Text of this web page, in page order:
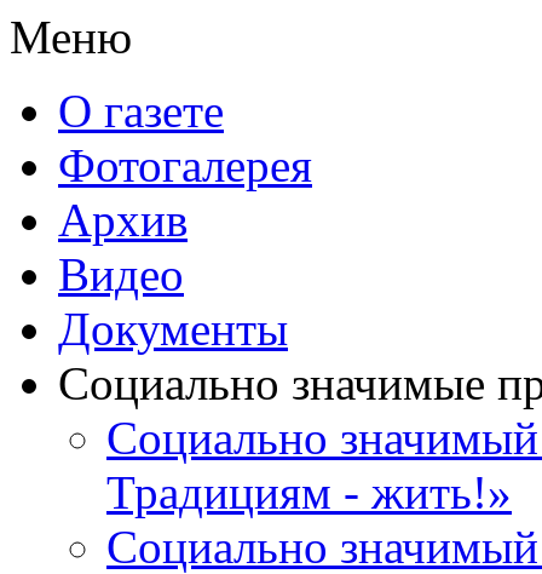
Меню
О газете
Фотогалерея
Архив
Видео
Документы
Социально значимые
Социально
Традициям - жить!»
Социально значимый